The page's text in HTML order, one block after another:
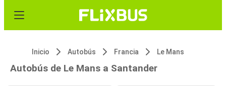
Inicio Autobús Francia Le Mans
Autobús de Le Mans a Santander